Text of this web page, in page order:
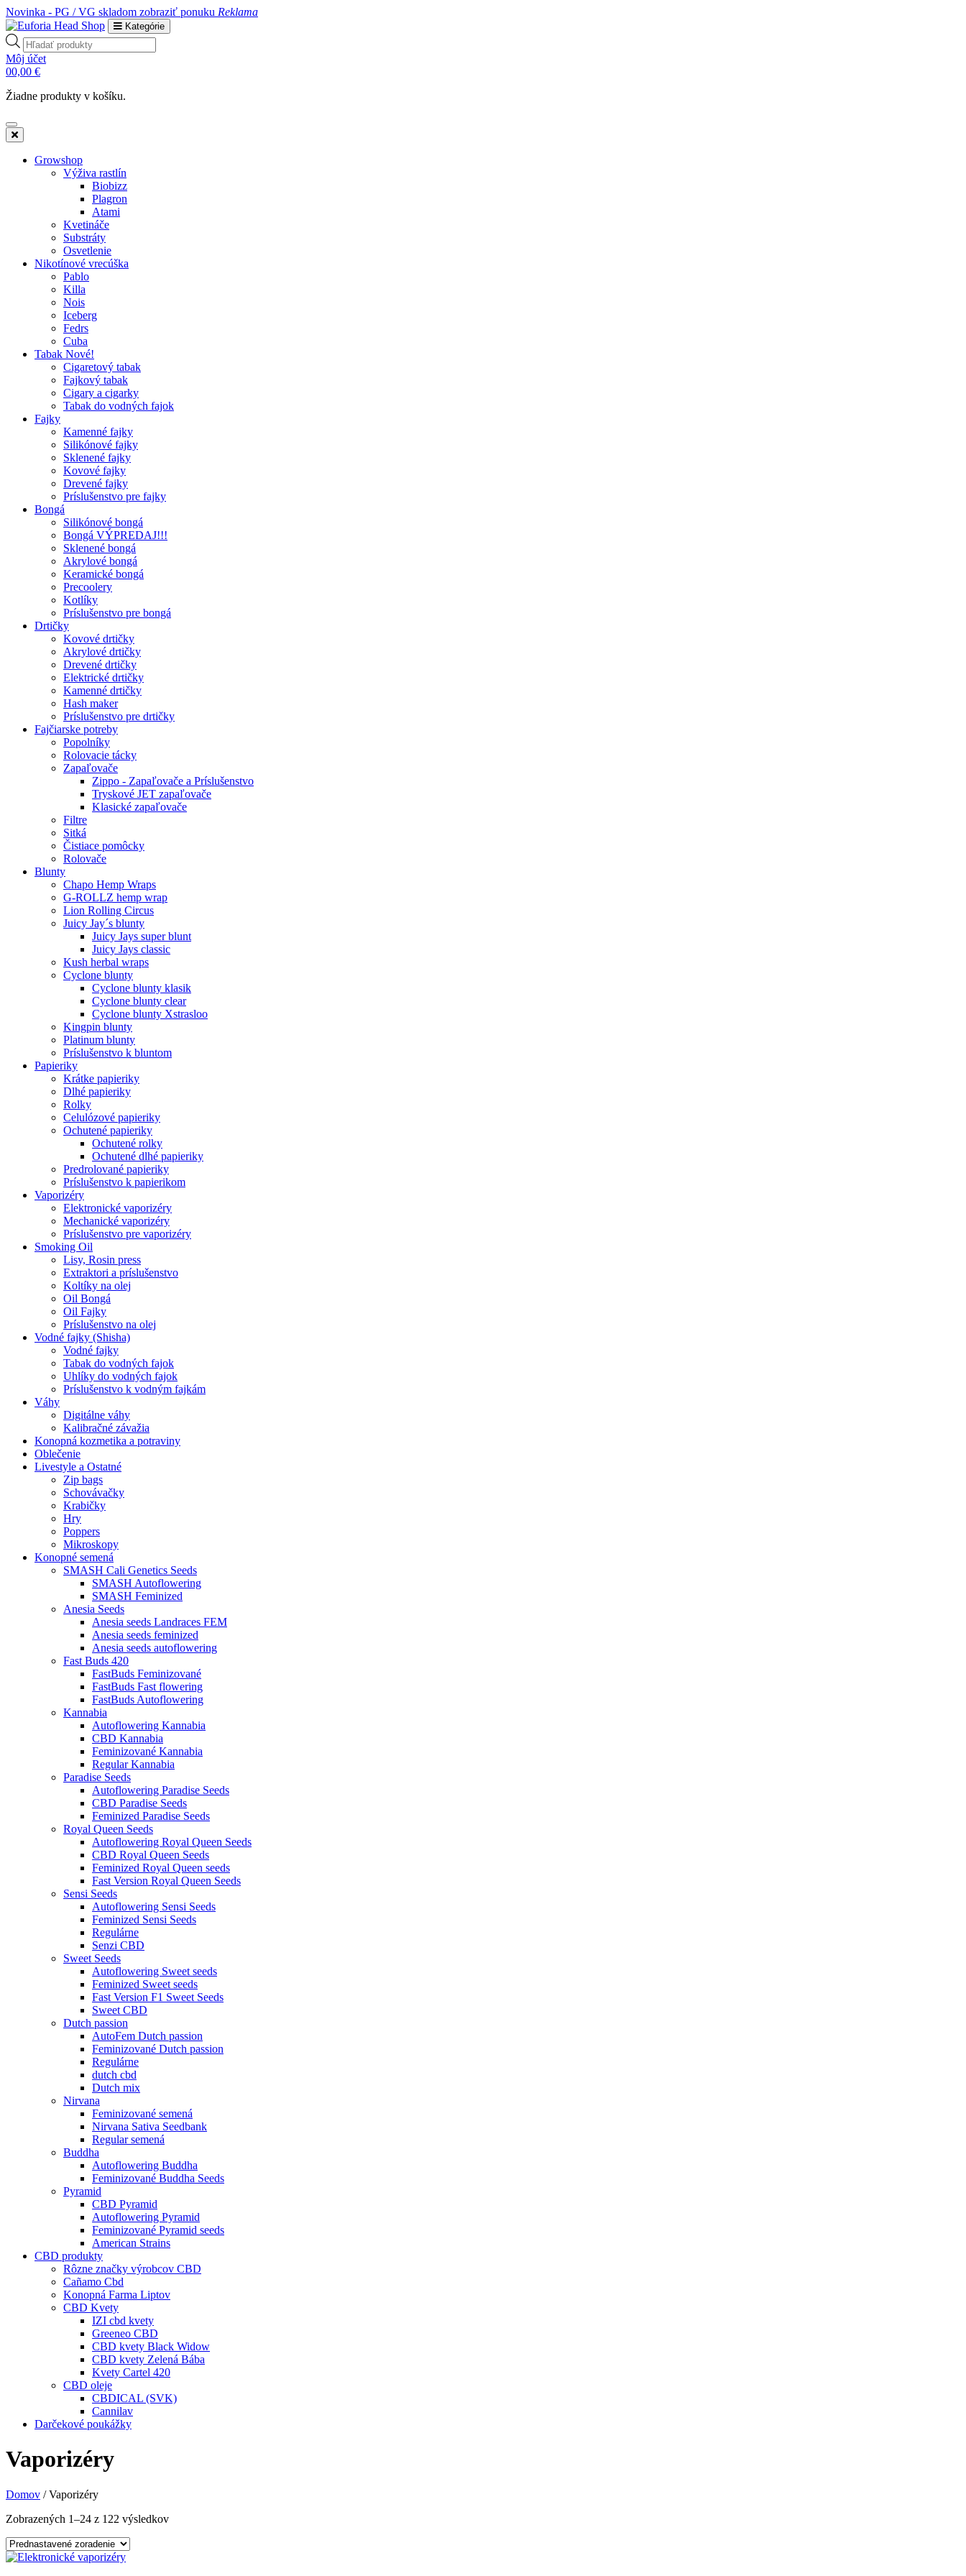
Novinka - PG / VG skladom zobraziť ponuku Reklama
Kategórie
Products
search
Môj účet
00,00 €
Žiadne produkty v košíku.
Growshop
Výživa rastlín
Biobizz
Plagron
Atami
Kvetináče
Substráty
Osvetlenie
Nikotínové vrecúška
Pablo
Killa
Nois
Iceberg
Fedrs
Cuba
Tabak Nové!
Cigaretový tabak
Fajkový tabak
Cigary a cigarky
Tabak do vodných fajok
Fajky
Kamenné fajky
Silikónové fajky
Sklenené fajky
Kovové fajky
Drevené fajky
Príslušenstvo pre fajky
Bongá
Silikónové bongá
Bongá VÝPREDAJ!!!
Sklenené bongá
Akrylové bongá
Keramické bongá
Precoolery
Kotlíky
Príslušenstvo pre bongá
Drtičky
Kovové drtičky
Akrylové drtičky
Drevené drtičky
Elektrické drtičky
Kamenné drtičky
Hash maker
Príslušenstvo pre drtičky
Fajčiarske potreby
Popolníky
Rolovacie tácky
Zapaľovače
Zippo - Zapaľovače a Príslušenstvo
Tryskové JET zapaľovače
Klasické zapaľovače
Filtre
Sitká
Čistiace pomôcky
Rolovače
Blunty
Chapo Hemp Wraps
G-ROLLZ hemp wrap
Lion Rolling Circus
Juicy Jay´s blunty
Juicy Jays super blunt
Juicy Jays classic
Kush herbal wraps
Cyclone blunty
Cyclone blunty klasik
Cyclone blunty clear
Cyclone blunty Xstrasloo
Kingpin blunty
Platinum blunty
Príslušenstvo k bluntom
Papieriky
Krátke papieriky
Dlhé papieriky
Rolky
Celulózové papieriky
Ochutené papieriky
Ochutené rolky
Ochutené dlhé papieriky
Predrolované papieriky
Príslušenstvo k papierikom
Vaporizéry
Elektronické vaporizéry
Mechanické vaporizéry
Príslušenstvo pre vaporizéry
Smoking Oil
Lisy, Rosin press
Extraktori a príslušenstvo
Koltíky na olej
Oil Bongá
Oil Fajky
Príslušenstvo na olej
Vodné fajky (Shisha)
Vodné fajky
Tabak do vodných fajok
Uhlíky do vodných fajok
Príslušenstvo k vodným fajkám
Váhy
Digitálne váhy
Kalibračné závažia
Konopná kozmetika a potraviny
Oblečenie
Livestyle a Ostatné
Zip bags
Schovávačky
Krabičky
Hry
Poppers
Mikroskopy
Konopné semená
SMASH Cali Genetics Seeds
SMASH Autoflowering
SMASH Feminized
Anesia Seeds
Anesia seeds Landraces FEM
Anesia seeds feminized
Anesia seeds autoflowering
Fast Buds 420
FastBuds Feminizované
FastBuds Fast flowering
FastBuds Autoflowering
Kannabia
Autoflowering Kannabia
CBD Kannabia
Feminizované Kannabia
Regular Kannabia
Paradise Seeds
Autoflowering Paradise Seeds
CBD Paradise Seeds
Feminized Paradise Seeds
Royal Queen Seeds
Autoflowering Royal Queen Seeds
CBD Royal Queen Seeds
Feminized Royal Queen seeds
Fast Version Royal Queen Seeds
Sensi Seeds
Autoflowering Sensi Seeds
Feminized Sensi Seeds
Regulárne
Senzi CBD
Sweet Seeds
Autoflowering Sweet seeds
Feminized Sweet seeds
Fast Version F1 Sweet Seeds
Sweet CBD
Dutch passion
AutoFem Dutch passion
Feminizované Dutch passion
Regulárne
dutch cbd
Dutch mix
Nirvana
Feminizované semená
Nirvana Sativa Seedbank
Regular semená
Buddha
Autoflowering Buddha
Feminizované Buddha Seeds
Pyramid
CBD Pyramid
Autoflowering Pyramid
Feminizované Pyramid seeds
American Strains
CBD produkty
Rôzne značky výrobcov CBD
Cañamo Cbd
Konopná Farma Liptov
CBD Kvety
IZI cbd kvety
Greeneo CBD
CBD kvety Black Widow
CBD kvety Zelená Bába
Kvety Cartel 420
CBD oleje
CBDICAL (SVK)
Cannilav
Darčekové poukážky
Vaporizéry
Domov / Vaporizéry
Zobrazených 1–24 z 122 výsledkov